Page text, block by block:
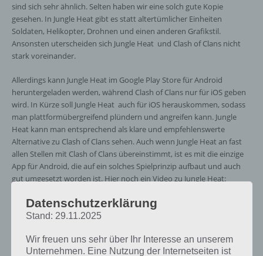
sind sich sehr ähnlich. Selten haben wir eine solch gute Kopie
gesehen. In Jungle Heat gibt es statt altertümlicher Einheiten
Soldaten, Helikopter, Drohnen und einen anderen Grafikstil.
Ansonsten uterscheiden sich Jungle Heat und Clash of Clans nicht
stark voreinander.
Allerdings kann Jungle Heat im Google Play Store für Android
heruntergeladen werden, während Clash of Clans nur für iOS geben
wird. In Kürze soll Jungle Heat auch für iOS herauskommen, sodass
man plattformübergreifend plündern und angreifen kann. Jungle
Heat kann man entsprechend als klare und empfehlenswerte
Alternative zu Clash of Clans sehen. Auch wenn Jungle Heat an fast
allen Stellen mit Clash of Clans übereinstimmt, ist es mit die einzige
App für Android, die auf ein solches Spielprinzip aufbaut und auch
gut umgesetzt worden ist. Hier noch ein Video zu Jungle Heat:
Datenschutzerklärung
Stand: 29.11.2025
Wir freuen uns sehr über Ihr Interesse an unserem
Unternehmen. Eine Nutzung der Internetseiten ist